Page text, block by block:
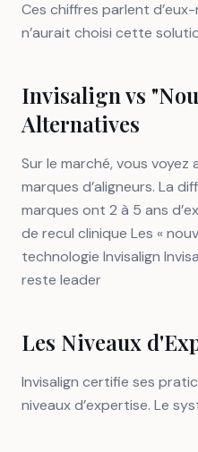
Ces chiffres parlent
n’aurait choisi cette
Invisalign vs
Alternatives
Sur le marché, vous
marques d’aligneurs. La
marques ont 2 à 5 ans
de recul clinique Les «
technologie Invisalign
reste leader
Les Niveaux
Invisalign certifie ses
niveaux d’expertise. Le